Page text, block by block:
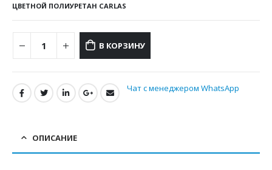
ЦВЕТНОЙ ПОЛИУРЕТАН CARLAS
В КОРЗИНУ
Чат с менеджером WhatsApp
ОПИСАНИЕ